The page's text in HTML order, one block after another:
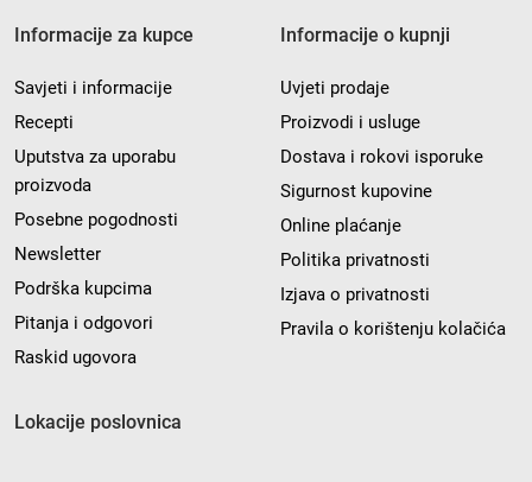
Informacije za kupce
Savjeti i informacije
Recepti
Uputstva za uporabu
proizvoda
Posebne pogodnosti
Newsletter
Podrška kupcima
Pitanja i odgovori
Raskid ugovora
Informacije o kupnji
Uvjeti prodaje
Proizvodi i usluge
Dostava i rokovi isporuke
Sigurnost kupovine
Online plaćanje
Politika privatnosti
Izjava o privatnosti
Pravila o korištenju kolačića
Lokacije poslovnica